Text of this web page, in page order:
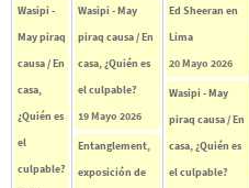
Wasipi -
May piraq
causa / En
casa,
¿Quién es
el
culpable?
Wasipi - May
piraq causa / En
casa, ¿Quién es
el culpable?
19 Mayo 2026
Entanglement,
exposición de
Ed Sheeran en
Lima
20 Mayo 2026
Wasipi - May
piraq causa / En
casa, ¿Quién es
el culpable?